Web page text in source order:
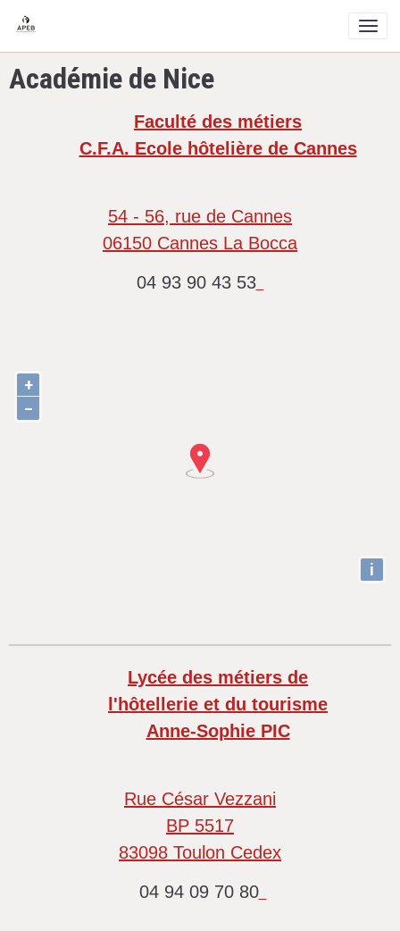
Académie de Nice
Faculté des métiers
C.F.A. Ecole hôtelière de Cannes
54 - 56, rue de Cannes
06150 Cannes La Bocca
04 93 90 43 53
+
−
i
Lycée des métiers de
l'hôtellerie et du tourisme
Anne-Sophie PIC
Rue César Vezzani
BP 5517
83098 Toulon Cedex
04 94 09 70 80